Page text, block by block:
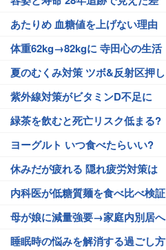
あたりめ 血糖値を上げない理由
体重62kg→82kgに 寺田心の生活
夏のむくみ対策 ツボ&反射区押し
紫外線対策がビタミンD不足に
緑茶を飲むと死亡リスク低まる?
ヨーグルト いつ食べたらいい?
休みだが疲れる 隠れ疲労対策は
内科医が低糖質麺を食べ比べ検証
母が娘に減量強要→家庭内別居へ
睡眠時の悩みを解消する過ごし方